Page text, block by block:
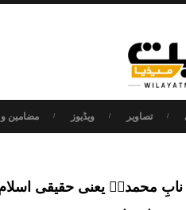
تصاویر ویڈیوز مضامین
نابِ محمدیؐ یعنی حقیقی